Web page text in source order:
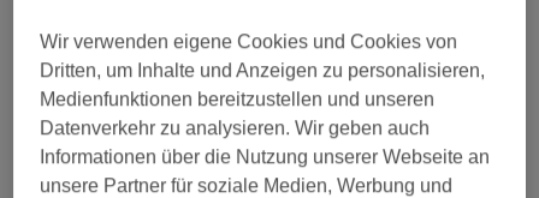
Sauberkeit
Service
Wir verwenden eigene Cookies und Cookies von
Dritten, um Inhalte und Anzeigen zu personalisieren,
Medienfunktionen bereitzustellen und unseren
Datenverkehr zu analysieren. Wir geben auch
Informationen über die Nutzung unserer Webseite an
unsere Partner für soziale Medien, Werbung und